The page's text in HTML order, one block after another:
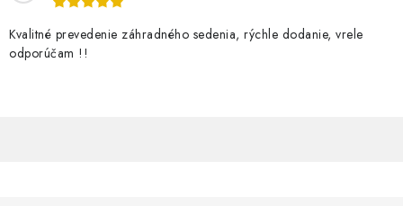
Kvalitné prevedenie záhradného sedenia, rýchle dodanie, vrele
odporúčam !!